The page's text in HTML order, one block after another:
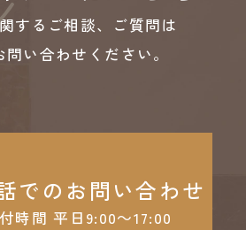
するご相談、ご質問は
い合わせください。
でのお問い合わせ
時間 平日9:00～17:00